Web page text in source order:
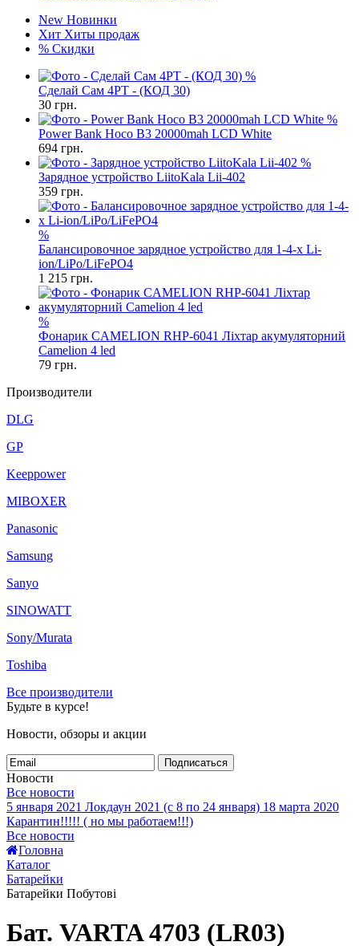
New Новинки
Хит Хиты продаж
% Скидки
%
Сделай Сам 4PT - (КОД 30)
30 грн.
%
Power Bank Hoco B3 20000mah LCD White
694 грн.
%
Зарядное устройство LiitoKala Lii-402
359 грн.
%
Балансировочное зарядное устройство для 1-4-х Li-
ion/LiPo/LiFePO4
1 215 грн.
%
Фонарик CAMELION RHP-6041 Ліхтар акумуляторний
Camelion 4 led
79 грн.
Производители
DLG
GP
Keeppower
MIBOXER
Panasonic
Samsung
Sanyo
SINOWATT
Sony/Murata
Toshiba
Все производители
Будьте в курсе!
Новости, обзоры и акции
Подписаться
Новости
Все новости
5 января 2021 Локдаун 2021 (с 8 по 24 января) 18 марта 2020
Карантин!!!!! ( но мы работаем!!!)
Все новости
Головна
Каталог
Батарейки
Батарейки Побутові
Бат. VARTA 4703 (LR03)